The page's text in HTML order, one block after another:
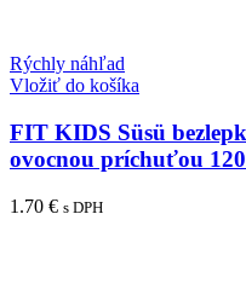
Rýchly náhľad
Vložiť do košíka
FIT KIDS Süsü
ovocnou príchuťou
1.70 € s DPH